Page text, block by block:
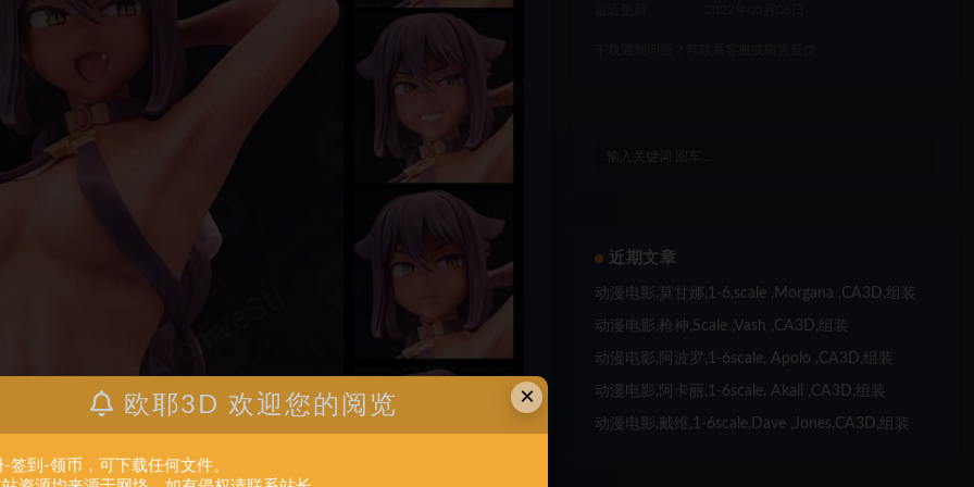
近期文章
动漫电影,莫甘娜,1-6,scale ,Morgana ,CA3D,组装
动漫电影,枪神,Scale ,Vash ,CA3D,组装
动漫电影,阿波罗,1-6scale, Apolo ,CA3D,组装
动漫电影,阿卡丽,1-6scale, Akali ,CA3D,组装
动漫电影,戴维,1-6scale,Dave ,Jones,CA3D,组装
×
欧耶3D 欢迎您的阅览
-签到-领币，可下载任何文件。